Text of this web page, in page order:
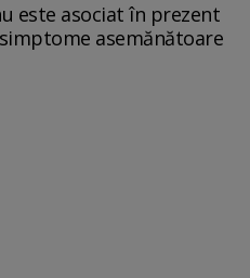
este asociat în prezent
asemănătoare